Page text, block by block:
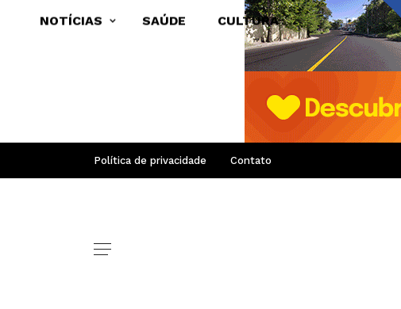
Política de privacidade Contato
NOTÍCIAS SAÚDE CULTURA